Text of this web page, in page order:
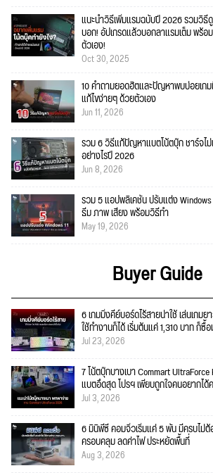
แนะนำวิธีเพิ่มแรมฉบับปี 2026 รวมวิธี
บอก! อัปเกรดแล้วบอกลาแรมเต็ม พร้อ
ตัวเอง!
Oct 30, 2025
10 คำถามยอดฮิตและปัญหาพบบ่อยเก
แก้ไขง่ายๆ ด้วยตัวเอง
Jun 11, 2026
รวม 6 วิธีแก้ปัญหาแบตโน้ตบุ๊ก ชาร์จไม่
อย่างไรปี 2026
Jun 8, 2026
รวม 5 แอปพลิเคชัน ปรับแต่ง Windows
ธีม ภาพ เสียง พร้อมวิธีทำ
May 19, 2026
Buyer Guide
6 เกมมิ่งคีย์บอร์ดไร้สายน่าใช้ เล่นเกม
ใช้ทำงานก็ได้ เริ่มต้นแค่ 1,310 บาท ก็ซื้อ
Jul 23, 2026
7 โน้ตบุ๊กบางเบา Commart
แบตอึดสุด โปรฯ เพียบถูกใจคนอยากไ
Jul 3, 2026
6 มินิพีซี คอมจิ๋วเริ่มแค่ 5 พัน มีครบไม่
ครอบคลุม ลดค่าไฟ ประหยัดพื้นที่
Aug 3, 2026